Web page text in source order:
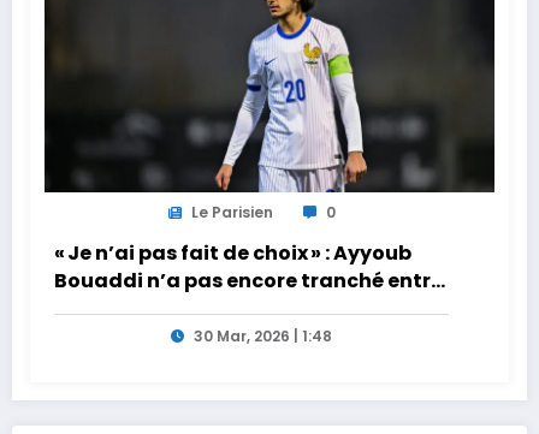
Le Parisien 0
« Je n’ai pas fait de choix » : Ayyoub
Bouaddi n’a pas encore tranché entre
la France et le Maroc
30 Mar, 2026 | 1:48